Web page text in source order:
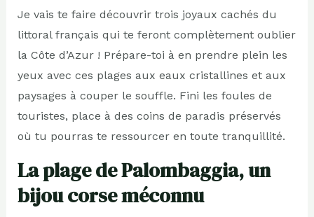
Je vais te faire découvrir trois joyaux cachés du
littoral français qui te feront complètement oublier
la Côte d’Azur ! Prépare-toi à en prendre plein les
yeux avec ces plages aux eaux cristallines et aux
paysages à couper le souffle. Fini les foules de
touristes, place à des coins de paradis préservés
où tu pourras te ressourcer en toute tranquillité.
La plage de Palombaggia, un
bijou corse méconnu